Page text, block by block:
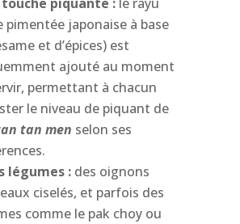
pimentée japonaise à base
et d’épices) est
ajouté au moment
permettant à chacun
le niveau de piquant de
tan men selon ses
légumes :des oignons
ciselés, et parfois des
comme le pak choy ou